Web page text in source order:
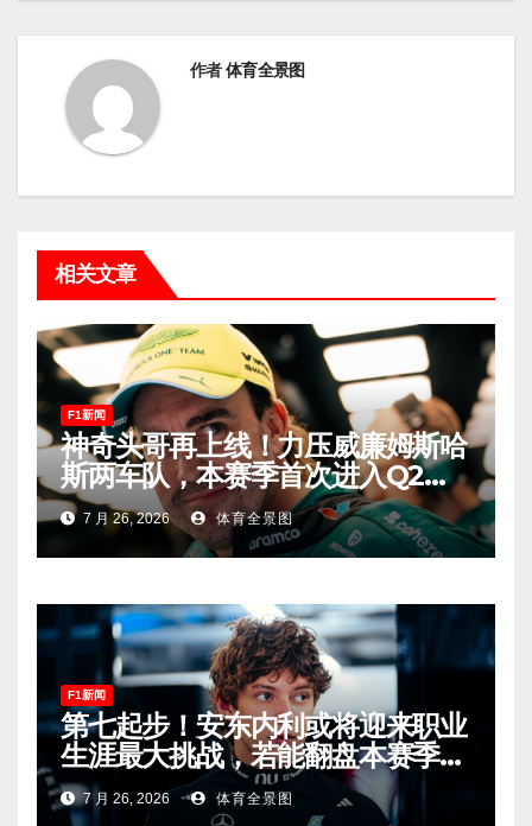
作者体育全景图
相关文章
F1新闻
神奇头哥再上线！力压威廉姆斯哈
斯两车队，本赛季首次进入Q2，
车迷终于扬眉吐气！
7 月 26, 2026 体育全景图
F1新闻
第七起步！安东内利或将迎来职业
生涯最大挑战，若能翻盘本赛季争
冠有望！
7 月 26, 2026 体育全景图